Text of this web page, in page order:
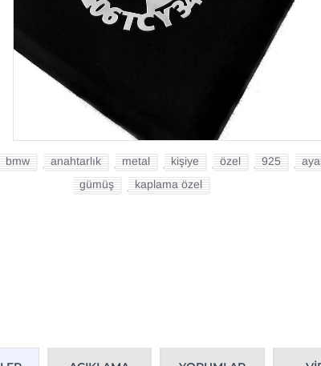
bmw , anahtarlık , metal , kişiye , özel , 925 ,
gümüş , kaplama özel